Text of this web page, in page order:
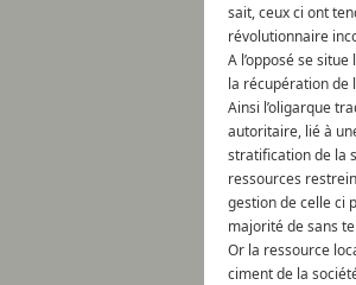
sait, ceux ci ont
révolutionnaire
A l’opposé se situe
la récupération de
Ainsi l’oligarque
autoritaire, lié à
stratification de la
ressources
gestion de celle ci
majorité de sans
Or la ressource
ciment de la